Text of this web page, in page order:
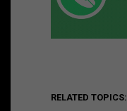
RELATED TOPICS: